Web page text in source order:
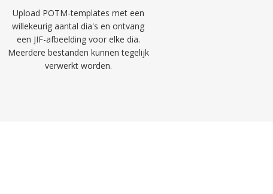
Upload POTM-templates met een
willekeurig aantal dia's en ontvang
een JIF-afbeelding voor elke dia.
Meerdere bestanden kunnen tegelijk
verwerkt worden.